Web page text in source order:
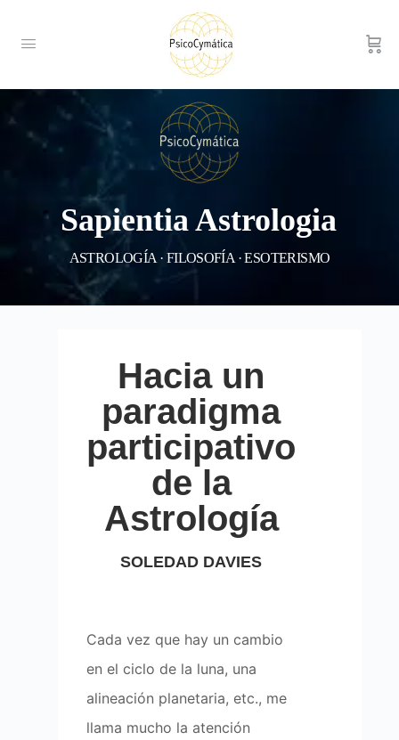
Sapientia Astrologia
ASTROLOGÍA · FILOSOFÍA · ESOTERISMO
Hacia un
paradigma
participativo
de la
Astrología
SOLEDAD DAVIES
Cada vez que hay un cambio
en el ciclo de la luna, una
alineación planetaria, etc., me
llama mucho la atención